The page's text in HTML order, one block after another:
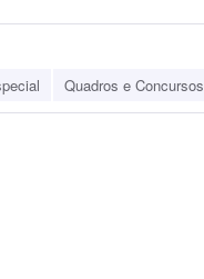
Quadros e Concursos